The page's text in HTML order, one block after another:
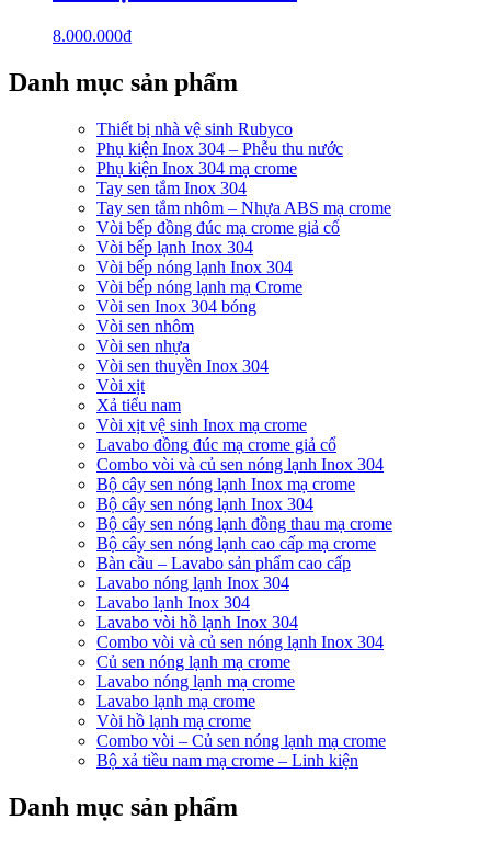
8.000.000₫
Danh mục sản phẩm
Thiết bị nhà vệ sinh Rubyco
Phụ kiện Inox 304 – Phễu thu nước
Phụ kiện Inox 304 mạ crome
Tay sen tắm Inox 304
Tay sen tắm nhôm – Nhựa ABS mạ crome
Vòi bếp đồng đúc mạ crome giả cổ
Vòi bếp lạnh Inox 304
Vòi bếp nóng lạnh Inox 304
Vòi bếp nóng lạnh mạ Crome
Vòi sen Inox 304 bóng
Vòi sen nhôm
Vòi sen nhựa
Vòi sen thuyền Inox 304
Vòi xịt
Xả tiểu nam
Vòi xịt vệ sinh Inox mạ crome
Lavabo đồng đúc mạ crome giả cổ
Combo vòi và củ sen nóng lạnh Inox 304
Bộ cây sen nóng lạnh Inox mạ crome
Bộ cây sen nóng lạnh Inox 304
Bộ cây sen nóng lạnh đồng thau mạ crome
Bộ cây sen nóng lạnh cao cấp mạ crome
Bàn cầu – Lavabo sản phẩm cao cấp
Lavabo nóng lạnh Inox 304
Lavabo lạnh Inox 304
Lavabo vòi hồ lạnh Inox 304
Combo vòi và củ sen nóng lạnh Inox 304
Củ sen nóng lạnh mạ crome
Lavabo nóng lạnh mạ crome
Lavabo lạnh mạ crome
Vòi hồ lạnh mạ crome
Combo vòi – Củ sen nóng lạnh mạ crome
Bộ xả tiều nam mạ crome – Linh kiện
Danh mục sản phẩm